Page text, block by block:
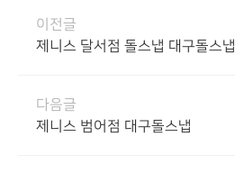
이전글
제니스 달서점 돌스냅 대구돌스냅
다음글
제니스 범어점 대구돌스냅